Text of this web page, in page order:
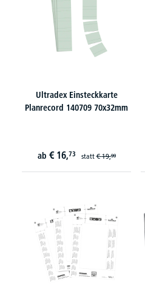
Ultradex Einsteckkarte
Planrecord 140709 70x32mm
ab € 16,73 statt€ 19,99